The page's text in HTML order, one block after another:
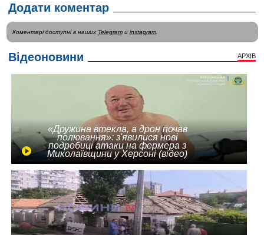
Додати коментар
Коментарі доступні в наших Telegramи instagram.
Відеоновини АРХІВ
«Дружина втекла, а дрон почав
полювання»: з'явилися нові
подробиці атаки на фермера з
Миколаївщини у Херсоні (відео)